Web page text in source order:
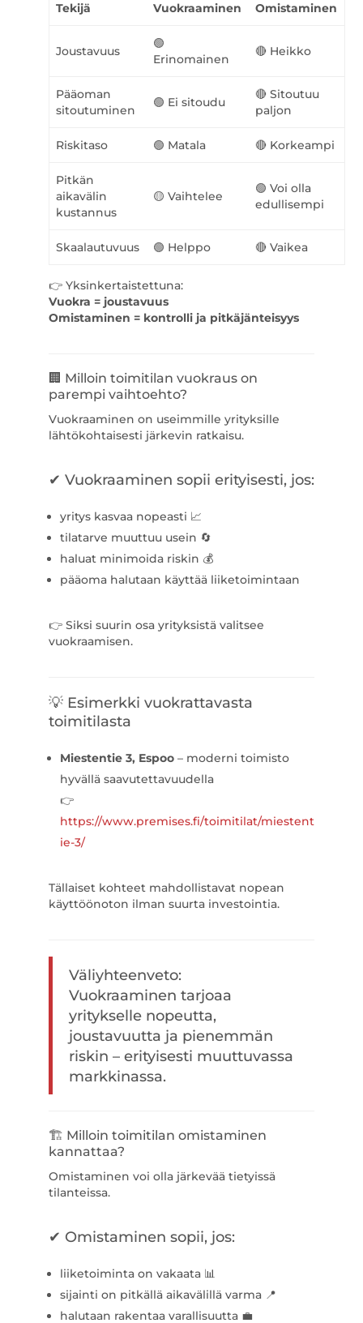
Tekijä Vuokraaminen Omistaminen
Joustavuus
🟢
Erinomainen
🔴 Heikko
Pääoman
sitoutuminen
🟢 Ei sitoudu
🔴 Sitoutuu
paljon
Riskitaso 🟢 Matala 🔴 Korkeampi
Pitkän
aikavälin
kustannus
🟡 Vaihtelee
🟢 Voi olla
edullisempi
Skaalautuvuus 🟢 Helppo 🔴 Vaikea
👉 Yksinkertaistettuna:
Vuokra = joustavuus
Omistaminen = kontrolli ja pitkäjänteisyys
🏢 Milloin toimitilan vuokraus on
parempi vaihtoehto?
Vuokraaminen on useimmille yrityksille
lähtökohtaisesti järkevin ratkaisu.
✔ Vuokraaminen sopii erityisesti, jos:
yritys kasvaa nopeasti 📈
tilatarve muuttuu usein 🔄
haluat minimoida riskin 💰
pääoma halutaan käyttää liiketoimintaan
👉 Siksi suurin osa yrityksistä valitsee
vuokraamisen.
💡 Esimerkki vuokrattavasta
toimitilasta
Miestentie 3, Espoo– moderni toimisto
hyvällä saavutettavuudella
👉
https://www.premises.fi/toimitilat/miestent
ie-3/
Tällaiset kohteet mahdollistavat nopean
käyttöönoton ilman suurta investointia.
Väliyhteenveto:
Vuokraaminen tarjoaa
yritykselle nopeutta,
joustavuutta ja pienemmän
riskin – erityisesti muuttuvassa
markkinassa.
🏗️ Milloin toimitilan omistaminen
kannattaa?
Omistaminen voi olla järkevää tietyissä
tilanteissa.
✔ Omistaminen sopii, jos:
liiketoiminta on vakaata 📊
sijainti on pitkällä aikavälillä varma 📍
halutaan rakentaa varallisuutta 💼